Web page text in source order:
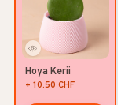
Hoya Kerii
+ 10.50 CHF